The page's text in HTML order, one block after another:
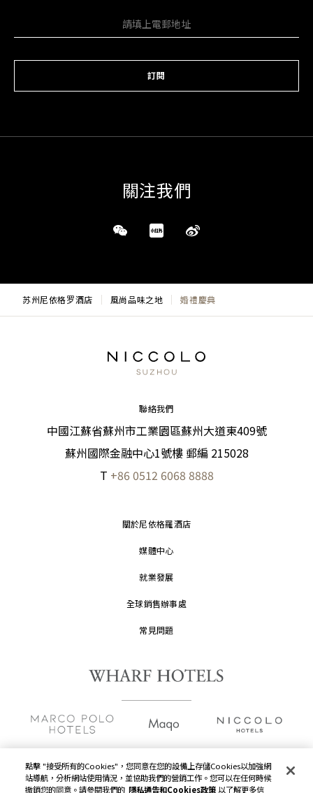
訂閱
關注我們
苏州尼依格罗酒店 風尚品味之地 婚禮慶典
聯絡我們
中國江蘇省蘇州市工業園區蘇州大道東409號
蘇州國際金融中心1號樓 郵編 215028
T +86 0512 6068 8888
關於尼依格羅酒店
媒體中心
就業發展
全球銷售辦事處
常見問題
版權及原稿2026 © 九龍倉酒店保留一切權利。
點擊 "接受所有的Cookies"，您同意在您的設備上存儲Cookies以加強網
站導航，分析網站使用情況，並協助我們的營銷工作。您可以在任何時候
撤銷您的同意。請參閱我們的 隱私通告和Cookies政策以了解更多信